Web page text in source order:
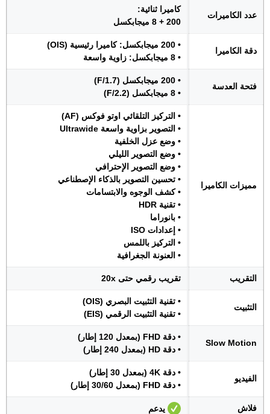
عدد الكاميرات
كاميرا ثنائية:
200 + 8 ميجابكسل
دقة الكاميرا
• 200 ميجابكسل: كاميرا رئيسية (OIS)
• 8 ميجابكسل: زاوية واسعة
فتحة العدسة
• 200 ميجابكسل (F/1.7)
• 8 ميجابكسل (F/2.2)
مميزات الكاميرا
• التركيز التلقائي اوتو فوكس (AF)
• التصوير بزاوية واسعة Ultrawide
• وضع عزل الخلفية
• وضع التصوير الليلي
• وضع التصوير الإحترافي
• تحسين التصوير بالذكاء الإصطناعي
• كشف الوجوه والابتسامات
• تقنية HDR
• بانوراما
• إعدادات ISO
• التركيز باللمس
• العنونة الجغرافية
التقريب تقريب رقمي حتى 20x
التثبيت
• تقنية التثبيت البصري (OIS)
• تقنية التثبيت الرقمي (EIS)
Slow Motion
• دقة FHD (بمعدل 120 إطار)
• دقة HD (بمعدل 240 إطار)
الفيديو
• دقة 4K (بمعدل 30 إطار)
• دقة FHD (بمعدل 30/60 إطار)
فلاش يدعم